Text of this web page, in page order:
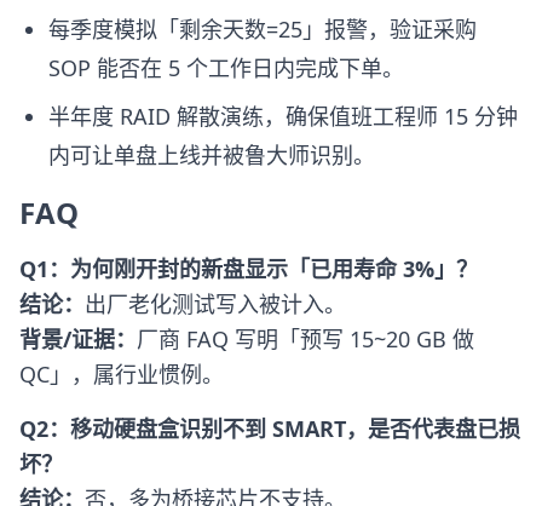
每季度模拟「剩余天数=25」报警，验证采购
SOP 能否在 5 个工作日内完成下单。
半年度 RAID 解散演练，确保值班工程师 15 分钟
内可让单盘上线并被鲁大师识别。
FAQ
Q1：为何刚开封的新盘显示「已用寿命 3%」？
结论： 出厂老化测试写入被计入。
背景/证据： 厂商 FAQ 写明「预写 15~20 GB 做
QC」，属行业惯例。
Q2：移动硬盘盒识别不到 SMART，是否代表盘已损
坏？
结论： 否，多为桥接芯片不支持。